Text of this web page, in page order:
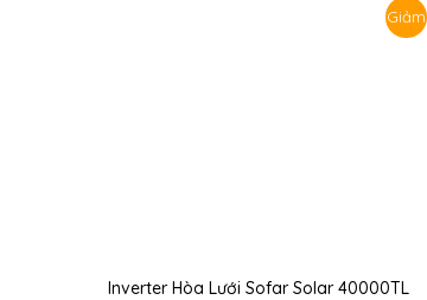
Giảm
Inverter Hòa Lưới Sofar Solar 40000TL